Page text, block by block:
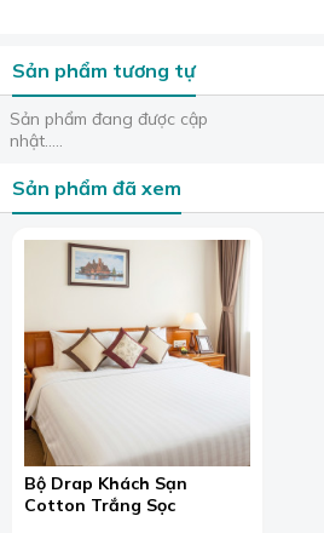
Sản phẩm tương tự
Sản phẩm đang được cập
nhật.....
Sản phẩm đã xem
Bộ Drap Khách Sạn
Cotton Trắng Sọc